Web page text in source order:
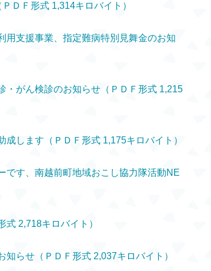
ＤＦ形式 1,314キロバイト）
用支援事業、指定難病特別見舞金のお知
・がん検診のお知らせ（ＰＤＦ形式 1,215
します（ＰＤＦ形式 1,175キロバイト）
です、南越前町地域おこし協力隊活動NE
2,718キロバイト）
らせ（ＰＤＦ形式 2,037キロバイト）